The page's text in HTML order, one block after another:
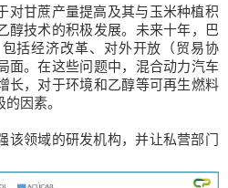
对甘蔗产量提高及其与玉米种植积
醇技术的积极发展。未来十年，巴
括经济改革、对外开放（贸易协
面。在这些问题中，混合动力汽车
长，对于环境和乙醇等可再生燃料
因素。
该领域的研发机构，并让私营部门